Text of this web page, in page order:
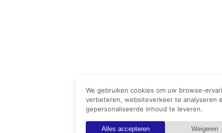
We gebruiken cookies om uw browse-
verbeteren, websiteverkeer te analyseren
gepersonaliseerde inhoud te leveren.
Alles accepteren Weigeren